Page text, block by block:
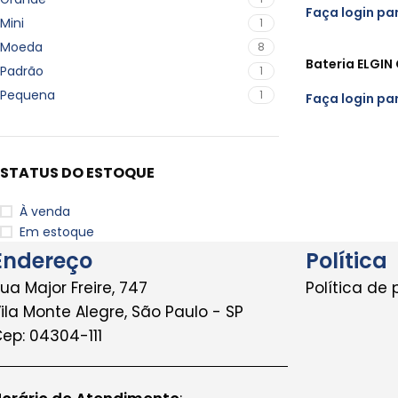
Mini 1
Moeda 8
Padrão 1
Pequena 1
STATUS DO ESTOQUE
À venda
Em estoque
Faça login
Bateria ELGIN
Faça login
Major Freire, 747
Monte Alegre, São Paulo - SP
04304-111
Política
Política de